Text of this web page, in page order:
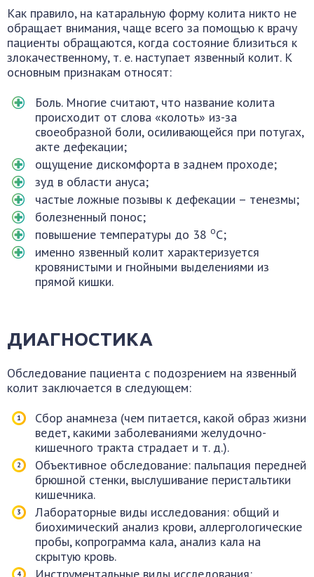
Как правило, на катаральную форму колита никто не
обращает внимания, чаще всего за помощью к врачу
пациенты обращаются, когда состояние близиться к
злокачественному, т. е. наступает язвенный колит. К
основным признакам относят:
Боль. Многие считают, что название колита
происходит от слова «колоть» из-за
своеобразной боли, осиливающейся при потугах,
акте дефекации;
ощущение дискомфорта в заднем проходе;
зуд в области ануса;
частые ложные позывы к дефекации – тенезмы;
болезненный понос;
повышение температуры до 38 оС;
именно язвенный колит характеризуется
кровянистыми и гнойными выделениями из
прямой кишки.
ДИАГНОСТИКА
Обследование пациента с подозрением на язвенный
колит заключается в следующем:
Сбор анамнеза (чем питается, какой образ жизни
ведет, какими заболеваниями желудочно-
кишечного тракта страдает и т. д.).
Объективное обследование: пальпация передней
брюшной стенки, выслушивание перистальтики
кишечника.
Лабораторные виды исследования: общий и
биохимический анализ крови, аллергологические
пробы, копрограмма кала, анализ кала на
скрытую кровь.